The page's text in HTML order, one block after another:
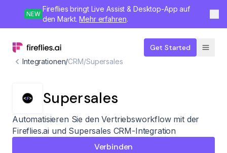
NEW
Fireflies bringt Live Assist & Desktop-App auf
den Markt.Mehr erfahren.
Get Started
Integrationen/CRM/Supersales
Supersales
Automatisieren Sie den Vertriebsworkflow mit der
Fireflies.ai und Supersales CRM-Integration
Verbinden